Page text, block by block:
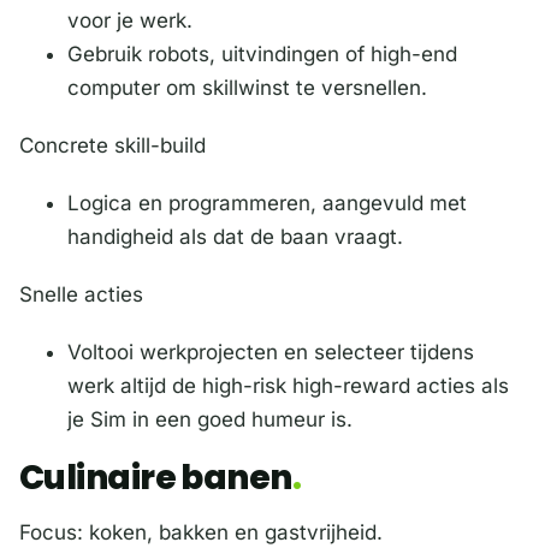
voor je werk.
Gebruik robots, uitvindingen of high-end
computer om skillwinst te versnellen.
Concrete skill-build
Logica en programmeren, aangevuld met
handigheid als dat de baan vraagt.
Snelle acties
Voltooi werkprojecten en selecteer tijdens
werk altijd de high-risk high-reward acties als
je Sim in een goed humeur is.
Culinaire banen
Focus: koken, bakken en gastvrijheid.